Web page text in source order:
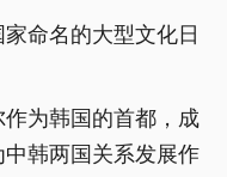
家命名的大型文化日
为韩国的首都，成
韩两国关系发展作